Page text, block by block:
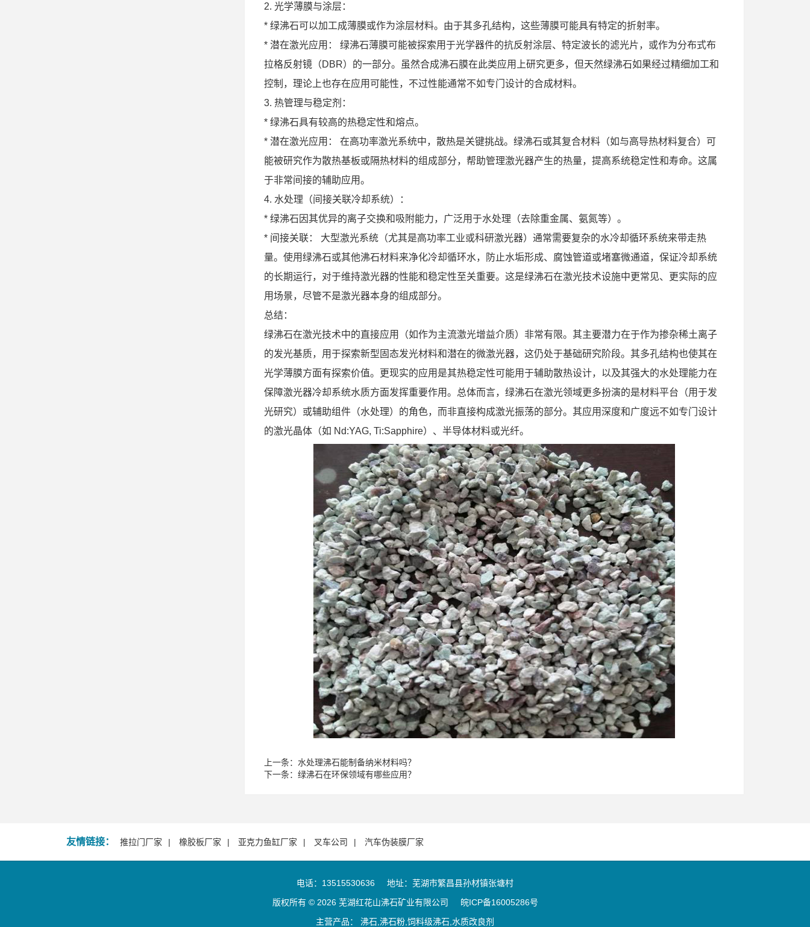
2. 光学薄膜与涂层：
* 绿沸石可以加工成薄膜或作为涂层材料。由于其多孔结构，这些薄膜可能具有特定的折射率。
* 潜在激光应用： 绿沸石薄膜可能被探索用于光学器件的抗反射涂层、特定波长的滤光片，或作为分布式布
拉格反射镜（DBR）的一部分。虽然合成沸石膜在此类应用上研究更多，但天然绿沸石如果经过精细加工和
控制，理论上也存在应用可能性，不过性能通常不如专门设计的合成材料。
3. 热管理与稳定剂：
* 绿沸石具有较高的热稳定性和熔点。
* 潜在激光应用： 在高功率激光系统中，散热是关键挑战。绿沸石或其复合材料（如与高导热材料复合）可
能被研究作为散热基板或隔热材料的组成部分，帮助管理激光器产生的热量，提高系统稳定性和寿命。这属
于非常间接的辅助应用。
4. 水处理（间接关联冷却系统）：
* 绿沸石因其优异的离子交换和吸附能力，广泛用于水处理（去除重金属、氨氮等）。
* 间接关联： 大型激光系统（尤其是高功率工业或科研激光器）通常需要复杂的水冷却循环系统来带走热
量。使用绿沸石或其他沸石材料来净化冷却循环水，防止水垢形成、腐蚀管道或堵塞微通道，保证冷却系统
的长期运行，对于维持激光器的性能和稳定性至关重要。这是绿沸石在激光技术设施中更常见、更实际的应
用场景，尽管不是激光器本身的组成部分。
总结：
绿沸石在激光技术中的直接应用（如作为主流激光增益介质）非常有限。其主要潜力在于作为掺杂稀土离子
的发光基质，用于探索新型固态发光材料和潜在的微激光器，这仍处于基础研究阶段。其多孔结构也使其在
光学薄膜方面有探索价值。更现实的应用是其热稳定性可能用于辅助散热设计，以及其强大的水处理能力在
保障激光器冷却系统水质方面发挥重要作用。总体而言，绿沸石在激光领域更多扮演的是材料平台（用于发
光研究）或辅助组件（水处理）的角色，而非直接构成激光振荡的部分。其应用深度和广度远不如专门设计
的激光晶体（如 Nd:YAG, Ti:Sapphire）、半导体材料或光纤。
上一条： 水处理沸石能制备纳米材料吗？
下一条： 绿沸石在环保领域有哪些应用？
友情链接： 推拉门厂家 橡胶板厂家 亚克力鱼缸厂家 叉车公司 汽车伪装膜厂家
电话：13515530636
地址：芜湖市繁昌县孙材镇张塘村
版权所有 © 2026 芜湖红花山沸石矿业有限公司
皖ICP备16005286号
主营产品： 沸石,沸石粉,饲料级沸石,水质改良剂